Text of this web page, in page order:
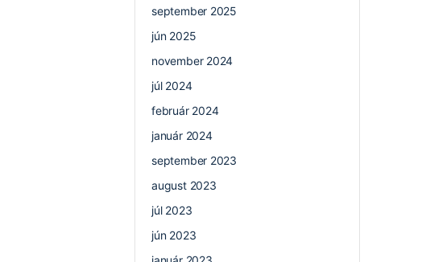
september 2025
jún 2025
november 2024
júl 2024
február 2024
január 2024
september 2023
august 2023
júl 2023
jún 2023